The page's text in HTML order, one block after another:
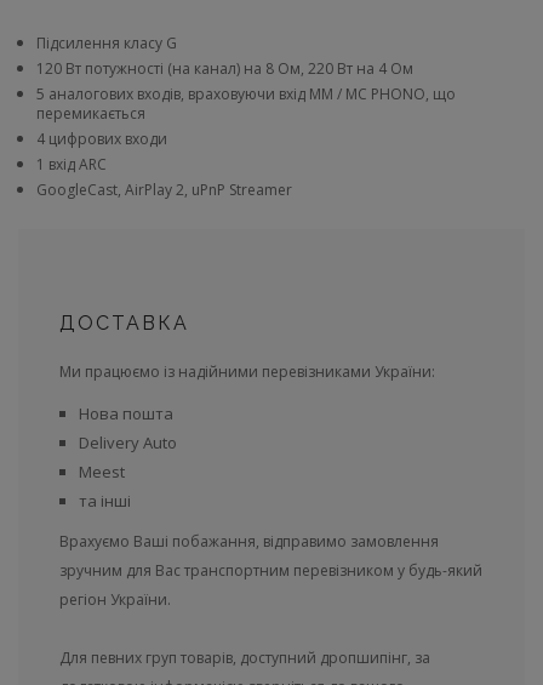
Підсилення класу G
120 Вт потужності (на канал) на 8 Ом, 220 Вт на 4 Ом
5 аналогових входів, враховуючи вхід MM / MC PHONO, що
перемикається
4 цифрових входи
1 вхід ARC
GoogleCast, AirPlay 2, uPnP Streamer
ДОСТАВКА
Ми працюємо із надійними перевізниками України:
Нова пошта
Delivery Auto
Meest
та інші
Врахуємо Ваші побажання, відправимо замовлення
зручним для Вас транспортним перевізником у будь-який
регіон України.
Для певних груп товарів, доступний дропшипінг, за